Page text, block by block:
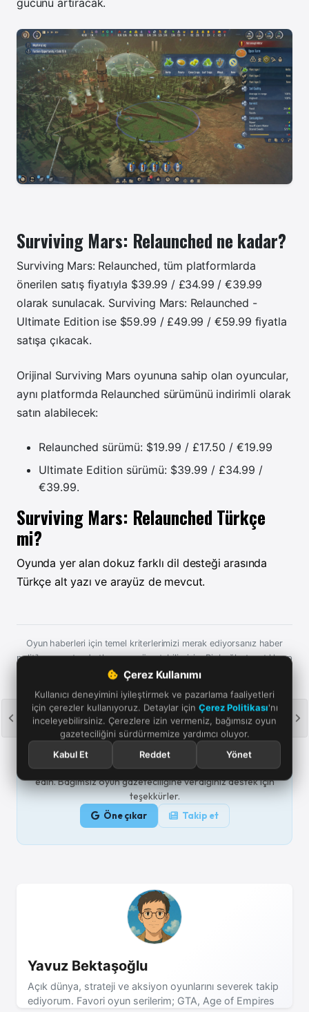
Çerez Kullanımı
Kullanıcı deneyimini iyileştirmek ve pazarlama faaliyetleri
için çerezler kullanıyoruz. Detaylar için Çerez Politikası'nı
inceleyebilirsiniz. Çerezlere izin vermeniz, bağımsız oyun
gazeteciliğini sürdürmemize yardımcı oluyor.
Kabul Et
Reddet Yönet
gücünü artıracak.
Surviving Mars: Relaunched ne kadar?
Surviving Mars: Relaunched, tüm platformlarda
önerilen satış fiyatıyla $39.99 / £34.99 / €39.99
olarak sunulacak. Surviving Mars: Relaunched -
Ultimate Edition ise $59.99 / £49.99 / €59.99 fiyatla
satışa çıkacak.
Orijinal Surviving Mars oyununa sahip olan oyuncular,
aynı platformda Relaunched sürümünü indirimli olarak
satın alabilecek:
Relaunched sürümü: $19.99 / £17.50 / €19.99
Ultimate Edition sürümü: $39.99 / £34.99 /
€39.99.
Surviving Mars: Relaunched Türkçe
mi?
Oyunda yer alan dokuz farklı dil desteği arasında
Türkçe alt yazı ve arayüz de mevcut.
Oyun haberleri için temel kriterlerimizi merak ediyorsanız haber
politikası ve standartlarımıza göz atabilirsiniz. Bir bağlantıya tıklayıp
satın alma işlemi yaparsanız, küçük bir komisyon alabiliriz.
Google'da bizi öne çıkarın
Aramalarda ve haber akışında Oyun Günlüğü'nü takip
edin. Bağımsız oyun gazeteciliğine verdiğiniz destek için
teşekkürler.
Öne çıkar Takip et
Yavuz Bektaşoğlu
Açık dünya, strateji ve aksiyon oyunlarını severek takip
ediyorum. Favori oyun serilerim; GTA, Age of Empires